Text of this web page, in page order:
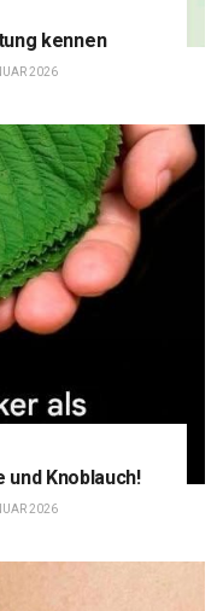
kennen
2026
Knoblauch!
2026